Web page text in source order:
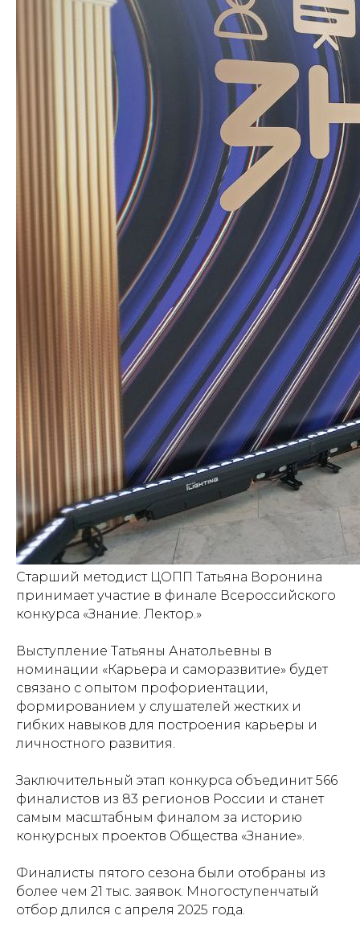
Старший методист ЦОПП Татьяна Воронина
принимает участие в финале Всероссийского
конкурса «Знание. Лектор.»
Выступление Татьяны Анатольевны в
номинации «Карьера и саморазвитие» будет
связано с опытом профориентации,
формированием у слушателей жестких и
гибких навыков для построения карьеры и
личностного развития.
Заключительный этап конкурса объединит 566
финалистов из 83 регионов России и станет
самым масштабным финалом за историю
конкурсных проектов Общества «Знание».
Финалисты пятого сезона были отобраны из
более чем 21 тыс. заявок. Многоступенчатый
отбор длился с апреля 2025 года.